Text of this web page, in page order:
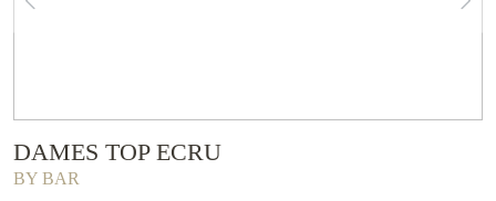
DAMES TOP ECRU
BY BAR